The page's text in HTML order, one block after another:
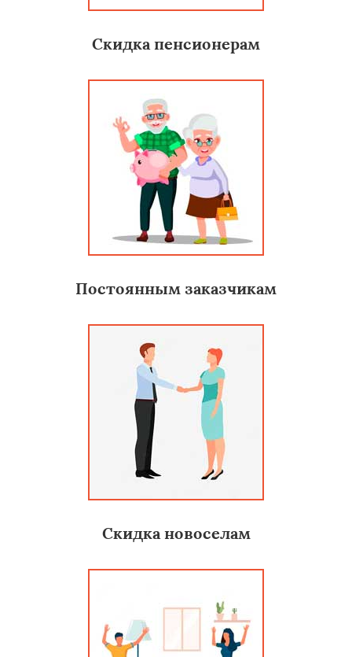
Скидка пенсионерам
Постоянным заказчикам
Скидка новоселам